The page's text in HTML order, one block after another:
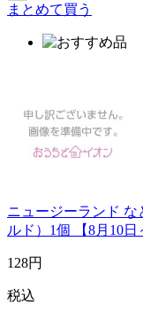
まとめて買う
ニュージーランド
ルド）1個 【8月10日
128円
税込